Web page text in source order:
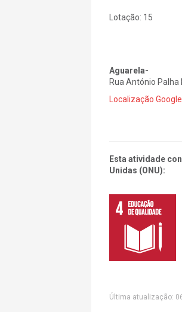
Lotação: 15
Aguarela-
Rua António Palha
Localização
Esta atividade
Unidas (ONU):
Última atualização: